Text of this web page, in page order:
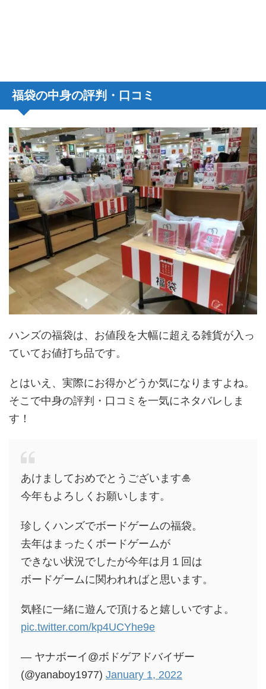
福袋の中身の評判・口コミ
ハンズの福袋は、お値段を大幅に超える雑貨が入っ
ていてお値打ち品です。
とはいえ、実際にお得かどうか気になりますよね。
そこで中身の評判・口コミを一気にネタバレしま
す！
あけましておめでとうございます🎍
今年もよろしくお願いします。
珍しくハンズでボードゲームの福袋。
去年はまったくボードゲームが
できない状況でしたが今年は月１回は
ボードゲームに関われればと思います。
気軽に一緒に遊んで頂けると嬉しいですよ。
pic.twitter.com/kp4UCYhe9e
— ヤナボーイ@ボドゲアドバイザー
(@yanaboy1977) January 1, 2022